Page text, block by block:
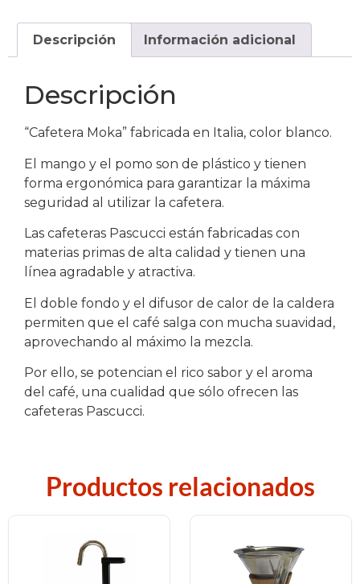
Descripción Información adicional
Descripción
“Cafetera Moka” fabricada en Italia, color blanco.
El mango y el pomo son de plástico y tienen
forma ergonómica para garantizar la máxima
seguridad al utilizar la cafetera.
Las cafeteras Pascucci están fabricadas con
materias primas de alta calidad y tienen una
línea agradable y atractiva.
El doble fondo y el difusor de calor de la caldera
permiten que el café salga con mucha suavidad,
aprovechando al máximo la mezcla.
Por ello, se potencian el rico sabor y el aroma
del café, una cualidad que sólo ofrecen las
cafeteras Pascucci.
Productos relacionados